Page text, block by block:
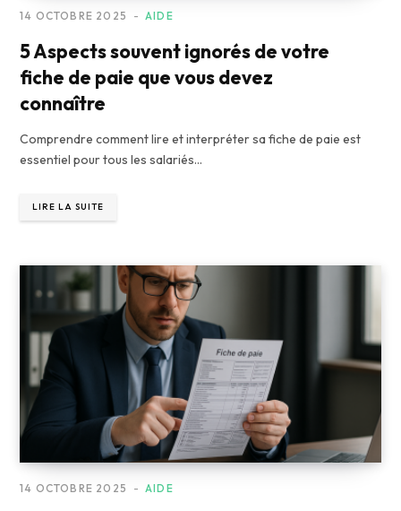
AIDE
14 OCTOBRE 2025
5 Aspects souvent ignorés de votre
fiche de paie que vous devez
connaître
Comprendre comment lire et interpréter sa fiche de paie est
essentiel pour tous les salariés…
LIRE LA SUITE
AIDE
14 OCTOBRE 2025